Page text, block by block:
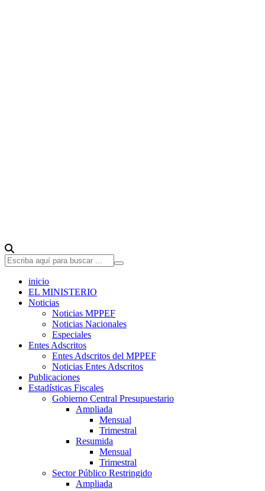
inicio
EL MINISTERIO
Noticias
Noticias MPPEF
Noticias Nacionales
Especiales
Entes Adscritos
Entes Adscritos del MPPEF
Noticias Entes Adscritos
Publicaciones
Estadísticas Fiscales
Gobierno Central Presupuestario
Ampliada
Mensual
Trimestral
Resumida
Mensual
Trimestral
Sector Público Restringido
Ampliada